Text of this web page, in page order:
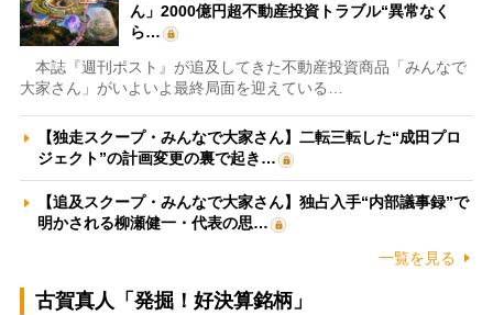
ん」2000億円超不動産投資トラブル“異常なく
ら…
本誌『週刊ポスト』が追及してきた不動産投資商品「みんなで
大家さん」がいよいよ最終局面を迎えている…
【独走スクープ・みんなで大家さん】二転三転した“成田プロ
ジェクト”の計画変更の裏で起き…
【追及スクープ・みんなで大家さん】独占入手“内部議事録”で
明かされる柳瀬健一・代表の思…
一覧を見る
古賀真人「発掘！好決算銘柄」